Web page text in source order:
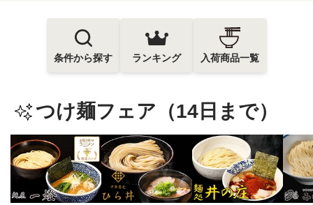
条件から探す ランキング 入荷商品一覧
つけ麺フェア（14日まで）